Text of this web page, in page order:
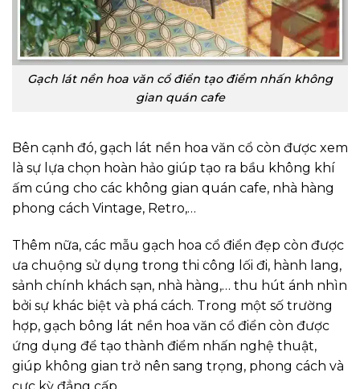
Gạch lát nền hoa văn cổ điển tạo điểm nhấn không
gian quán cafe
Bên cạnh đó, gạch lát nền hoa văn cổ còn được xem
là sự lựa chọn hoàn hảo giúp tạo ra bầu không khí
ấm cúng cho các không gian quán cafe, nhà hàng
phong cách Vintage, Retro,…
Thêm nữa, các mẫu gạch hoa cổ điển đẹp còn được
ưa chuộng sử dụng trong thi công lối đi, hành lang,
sảnh chính khách sạn, nhà hàng,… thu hút ánh nhìn
bởi sự khác biệt và phá cách. Trong một số trường
hợp, gạch bông lát nền hoa văn cổ điển còn được
ứng dụng để tạo thành điểm nhấn nghệ thuật,
giúp không gian trở nên sang trọng, phong cách và